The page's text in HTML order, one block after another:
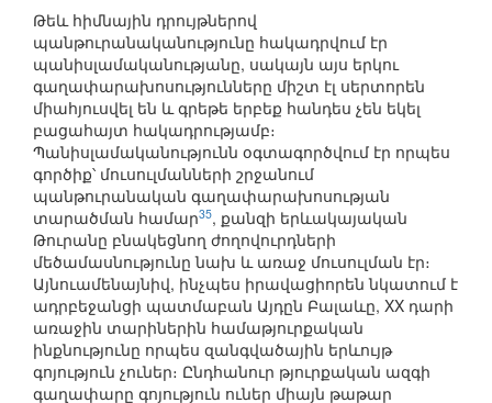
Թեև հիմնային դրույթներով
պանթուրանականությունը հակադրվում էր
պանիսլամականությանը, սակայն այս երկու
գաղափարախոսությունները միշտ էլ սերտորեն
միահյուսվել են և գրեթե երբեք հանդես չեն եկել
բացահայտ հակադրությամբ։
Պանիսլամականությունն օգտագործվում էր որպես
գործիք՝ մուսուլմանների շրջանում
պանթուրանական գաղափարախոսության
տարածման համար35, քանզի երևակայական
Թուրանը բնակեցնող ժողովուրդների
մեծամասնությունը նախ և առաջ մուսուլման էր։
Այնուամենայնիվ, ինչպես իրավացիորեն նկատում է
ադրբեջանցի պատմաբան Այդըն Բալաևը, XX դարի
առաջին տարիներին համաթյուրքական
ինքնությունը որպես զանգվածային երևույթ
գոյություն չուներ։ Ընդհանուր թյուրքական ազգի
գաղափարը գոյություն ուներ միայն թաթար